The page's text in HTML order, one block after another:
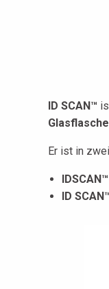
ID SCAN™
Er ist in
ID